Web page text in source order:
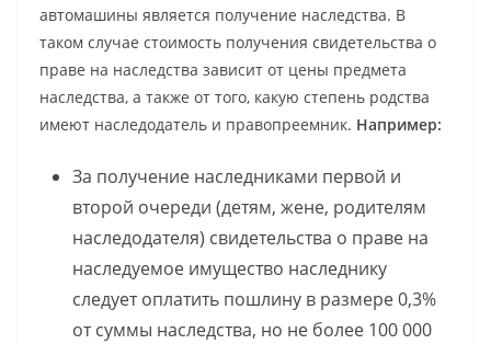
автомашины является получение наследства. В
таком случае стоимость получения свидетельства о
праве на наследства зависит от цены предмета
наследства, а также от того, какую степень родства
имеют наследодатель и правопреемник. Например:
За получение наследниками первой и
второй очереди (детям, жене, родителям
наследодателя) свидетельства о праве на
наследуемое имущество наследнику
следует оплатить пошлину в размере 0,3%
от суммы наследства, но не более 100 000